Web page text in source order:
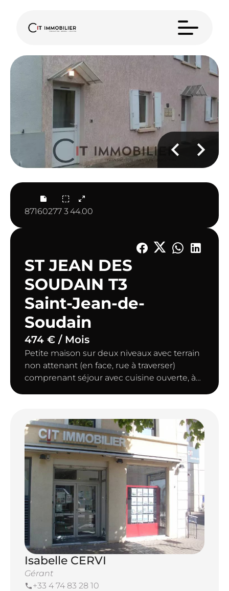
87160277 3 44.00
ST JEAN DES
SOUDAIN T3
Saint-Jean-de-
Soudain
474 € / Mois
Petite maison sur deux niveaux avec terrain
non attenant (en face, rue à traverser)
comprenant séjour avec cuisine ouverte, à
Disponible fin septembre 2026
Isabelle CERVI
Gérant
+33 4 74 83 28 10